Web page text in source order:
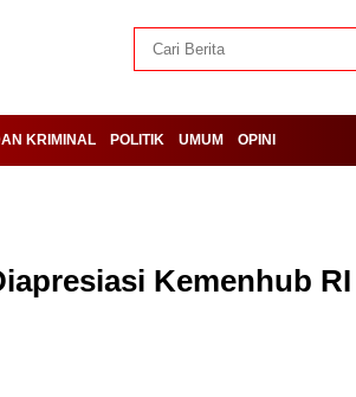
KRIMINAL POLITIK UMUM OPINI
Kemenhub RI